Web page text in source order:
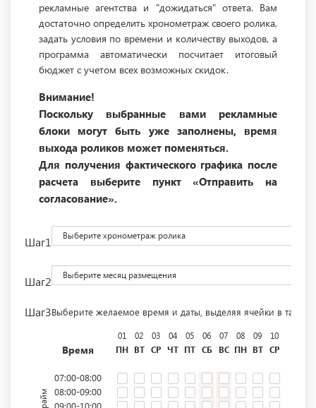
рекламные агентства и "дожидаться" ответа. Вам
достаточно определить хронометраж своего ролика,
задать условия по времени и количеству выходов, а
программа автоматически посчитает итоговый
бюджет с учетом всех возможных скидок.
Внимание!
Поскольку выбранные вами рекламные
блоки могут быть уже заполнены, время
выхода роликов может поменяться.
Для получения фактического графика после
расчета выберите пункт «Отправить на
согласование».
Шаг1 Выберите хронометраж ролика
Шаг2 Выберите месяц размещения
Шаг3Выберите желаемое время и даты, выделяя ячейки в
Время
01
ПН
02
ВТ
03
СР
04
ЧТ
05
ПТ
06
СБ
07
ВС
08
ПН
09
ВТ
10
СР
07:00-08:00
08:00-09:00